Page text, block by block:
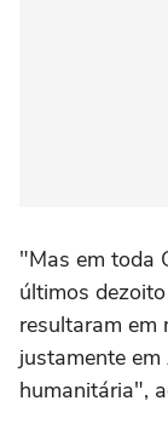
"Mas em toda
últimos
resultaram em
justamente
humanitária",